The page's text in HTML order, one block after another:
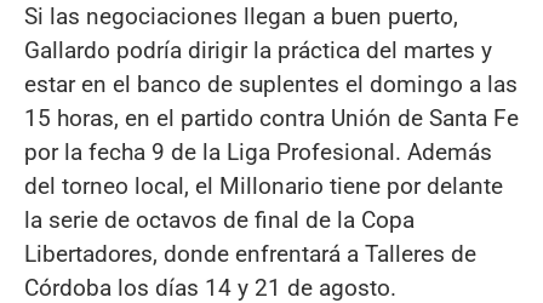
Si las negociaciones llegan a buen puerto,
Gallardo podría dirigir la práctica del martes y
estar en el banco de suplentes el domingo a las
15 horas, en el partido contra Unión de Santa Fe
por la fecha 9 de la Liga Profesional. Además
del torneo local, el Millonario tiene por delante
la serie de octavos de final de la Copa
Libertadores, donde enfrentará a Talleres de
Córdoba los días 14 y 21 de agosto.